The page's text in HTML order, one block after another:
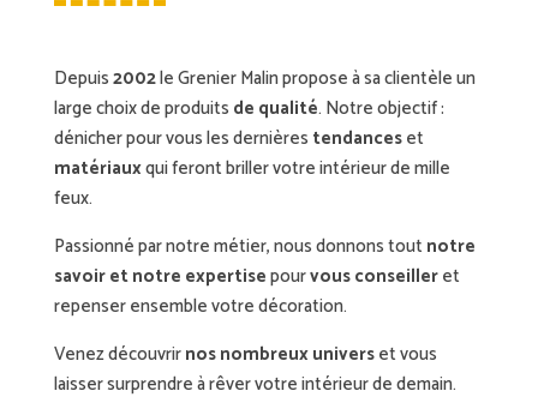
Depuis2002le Grenier Malin propose à sa clientèle un
large choix de produits de qualité. Notre objectif :
dénicher pour vous les dernières tendanceset
matériauxqui feront briller votre intérieur de mille
feux.
Passionné par notre métier, nous donnons tout notre
savoir et notre expertisepourvous conseilleret
repenser ensemble votre décoration.
Venez découvrirnos nombreux universet vous
laisser surprendre à rêver votre intérieur de demain.